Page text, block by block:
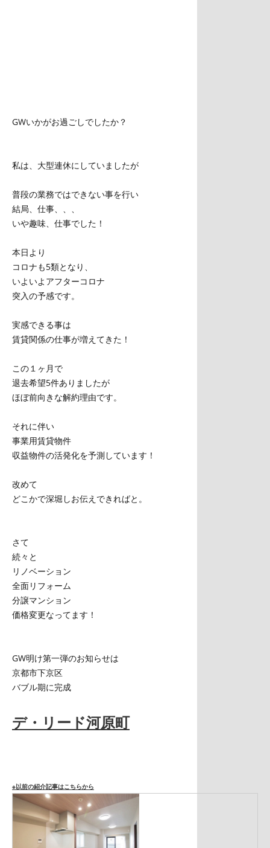
GWいかがお過ごしでしたか？
私は、大型連休にしていましたが
普段の業務ではできない事を行い
結局、仕事、、、
いや趣味、仕事でした！
本日より
コロナも5類となり、
いよいよアフターコロナ
突入の予感です。
実感できる事は
賃貸関係の仕事が増えてきた！
この１ヶ月で
退去希望5件ありましたが
ほぼ前向きな解約理由です。
それに伴い
事業用賃貸物件
収益物件の活発化を予測しています！
改めて
どこかで深堀しお伝えできればと。
さて
続々と
リノベーション
全面リフォーム
分譲マンション
価格変更なってます！
GW明け第一弾のお知らせは
京都市下京区
バブル期に完成
デ・リード河原町
※以前の紹介記事はこちらから